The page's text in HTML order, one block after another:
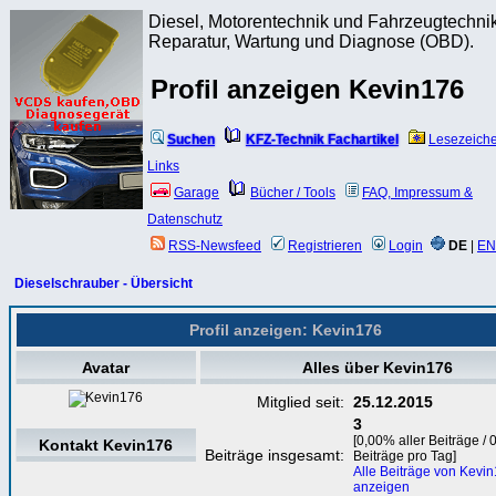
Diesel, Motorentechnik und
Reparatur, Wartung und Diagnose (OBD).
Profil anzeigen Kevin176
Suchen KFZ-Technik Fachartikel
Links
Garage
Bücher / Tools
FAQ, Impressum &
Datenschutz
RSS-Newsfeed
Registrieren Login DE EN
Dieselschrauber - Übersicht
Profil anzeigen: Kevin176
Avatar
Alles über Kevin176
Mitglied seit: 25.12.2015
Beiträge insgesamt:
3
[0,00% aller Beiträge /
Beiträge pro Tag]
Alle Beiträge von
anzeigen
Kontakt Kevin176